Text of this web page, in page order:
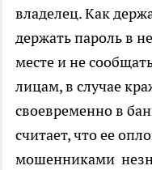
владелец. Как
держать пароль в
месте и не
лицам, в случае
своевременно в
считает, что ее
мошенниками